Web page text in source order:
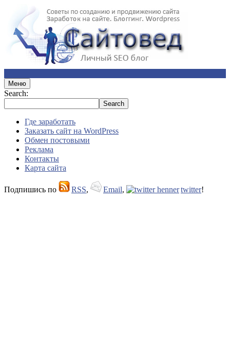
Меню
Search:
Где заработать
Заказать сайт на WordPress
Обмен постовыми
Реклама
Контакты
Карта сайта
Подпишись по RSS, Email, twitter!